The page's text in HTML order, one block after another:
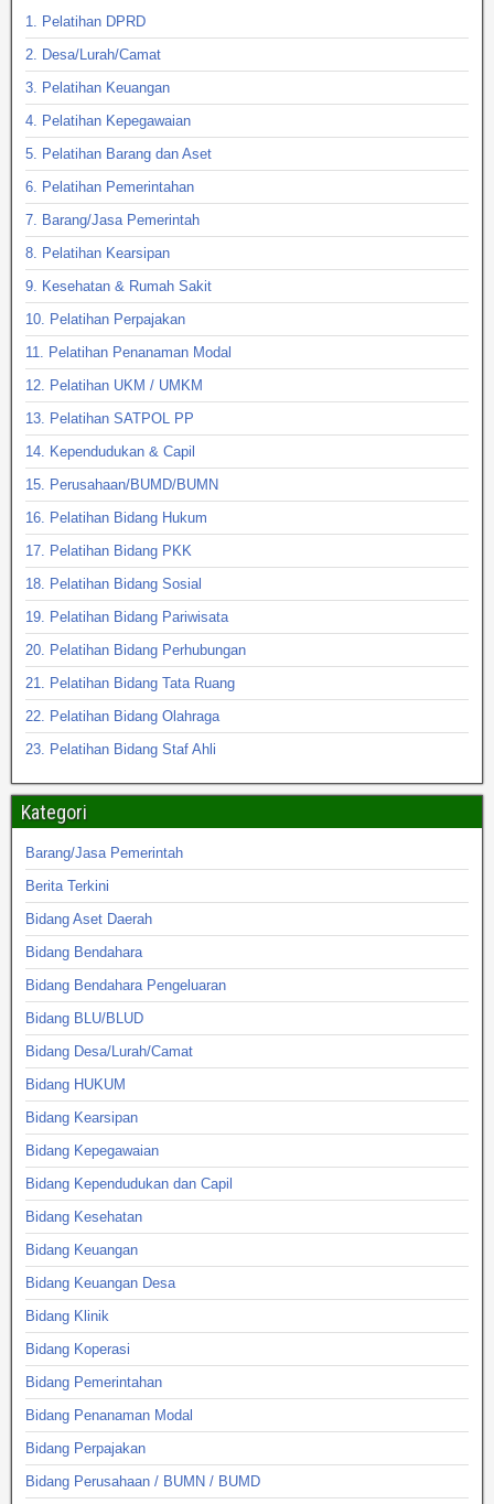
1. Pelatihan DPRD
2. Desa/Lurah/Camat
3. Pelatihan Keuangan
4. Pelatihan Kepegawaian
5. Pelatihan Barang dan Aset
6. Pelatihan Pemerintahan
7. Barang/Jasa Pemerintah
8. Pelatihan Kearsipan
9. Kesehatan & Rumah Sakit
10. Pelatihan Perpajakan
11. Pelatihan Penanaman Modal
12. Pelatihan UKM / UMKM
13. Pelatihan SATPOL PP
14. Kependudukan & Capil
15. Perusahaan/BUMD/BUMN
16. Pelatihan Bidang Hukum
17. Pelatihan Bidang PKK
18. Pelatihan Bidang Sosial
19. Pelatihan Bidang Pariwisata
20. Pelatihan Bidang Perhubungan
21. Pelatihan Bidang Tata Ruang
22. Pelatihan Bidang Olahraga
23. Pelatihan Bidang Staf Ahli
Kategori
Barang/Jasa Pemerintah
Berita Terkini
Bidang Aset Daerah
Bidang Bendahara
Bidang Bendahara Pengeluaran
Bidang BLU/BLUD
Bidang Desa/Lurah/Camat
Bidang HUKUM
Bidang Kearsipan
Bidang Kepegawaian
Bidang Kependudukan dan Capil
Bidang Kesehatan
Bidang Keuangan
Bidang Keuangan Desa
Bidang Klinik
Bidang Koperasi
Bidang Pemerintahan
Bidang Penanaman Modal
Bidang Perpajakan
Bidang Perusahaan / BUMN / BUMD